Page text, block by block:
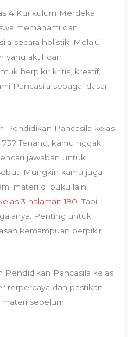
4 Kurikulum Merdeka
memahami dan
secara holistik. Melalui
yang aktif dan
berpikir kritis, kreatif,
Pancasila sebagai dasar
Pendidikan Pancasila kelas
Tenang, kamu nggak
jawaban untuk
Mungkin kamu juga
materi di buku lain,
3 halaman 190 . Tapi
Penting untuk
kemampuan berpikir
Pendidikan Pancasila kelas
terpercaya dan pastikan
sebelum